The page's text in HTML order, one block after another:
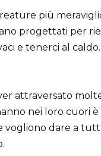
più
progettati per
e tenerci al caldo.
attraversato
nei loro cuori è
vogliono dare a